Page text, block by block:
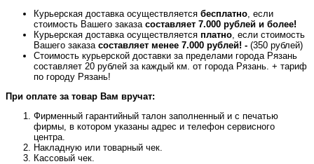
Курьерская доставка осуществляется бесплатно , если
стоимость Вашего заказа составляет 7.000 рублей и более!
Курьерская доставка осуществляется платно , если стоимость
Вашего заказа составляет менее 7.000 рублей! - (350 рублей)
Стоимость курьерской доставки за пределами города Рязань
составляет 20 рублей за каждый км. от города Рязань. + тариф
по городу Рязань!
При оплате за товар Вам вручат:
Фирменный гарантийный талон заполненный и с печатью
фирмы, в котором указаны адрес и телефон сервисного
центра.
Накладную или товарный чек.
Кассовый чек.